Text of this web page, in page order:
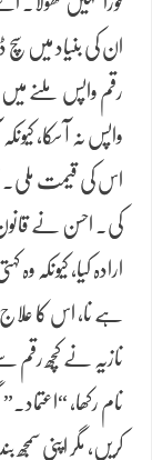
ان کی بنیاد میں سچ
رقم واپس ملنے میں
واپس نہ آ سکا،
اس کی قیمت ملی۔
کی۔ احسن نے
ارادہ کیا، کیونکہ
ہے نا، اس کا
نازیہ نے کچھ رقم
نام رکھا،
کریں، مگر اپنی سمجھ